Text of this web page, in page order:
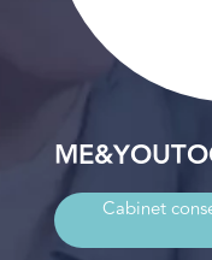
Cabinet